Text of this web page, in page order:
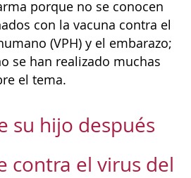
porque no se conocen
con la vacuna contra el
(VPH) y el embarazo;
se han realizado muchas
el tema.
su hijo después
contra el virus del